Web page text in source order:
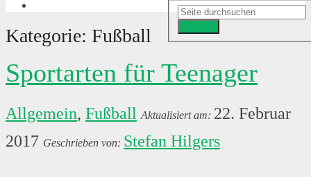
Kategorie: Fußball
Sportarten für Teenager
Allgemein, Fußball
22. Februar
2017
Stefan Hilgers